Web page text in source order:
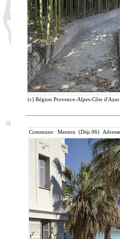
(c) Région Provence-Alpes-Côte
Commune: Menton (Dép.06)